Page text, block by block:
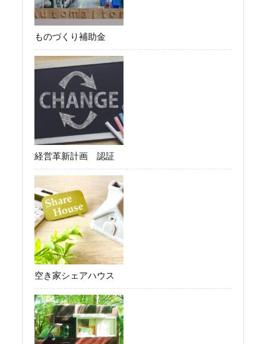
ものづくり補助金
経営革新計画 認証
空き家シェアハウス